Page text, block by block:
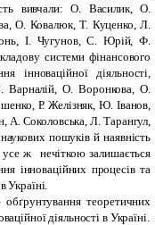
вивчали: О. Василик, O.
О. Ковалюк, Т. Куценко, Л.
І. Чугунов, С. Юрій, Ф.
системи фінансового
інноваційної діяльності,
Варналій, О. Воронкова, О.
Р. Желізняк, Ю. Іванов,
Соколовська, Л. Тарангул,
пошуків й наявність
усе ж нечіткою залишається
інноваційних процесів та
Україні.
теоретичних
діяльності в Україні.